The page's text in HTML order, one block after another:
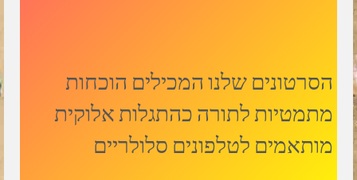
הסרטונים שלנו המכילים הוכחות
מתמטיות לתורה כהתגלות אלוקית
מותאמים לטלפונים סלולריים